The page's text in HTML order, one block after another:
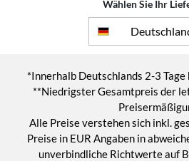
Wählen Sie Ihr
*Innerhalb Deutschlands 2-3 Tage
**Niedrigster Gesamtpreis der
Alle Preise verstehen sich inkl.
Preise in EUR Angaben in
unverbindliche Richtwerte auf